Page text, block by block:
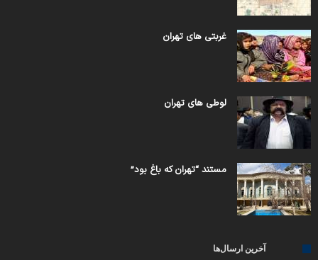
غربتی های تهران
لوطی های تهران
مستند “تهران که باغ بود”
آخرین ارسال‌ها